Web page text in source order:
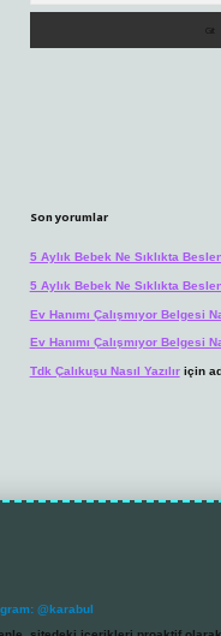
Son yorumlar
5 Aylık Bebek Ne Sıklıkta
5 Aylık Bebek Ne Sıklıkta
Ev Hanımı Çalışmıyor Belgesi
Ev Hanımı Çalışmıyor Belgesi
Tdk Çalıkuşu Nasıl Yazılıriçin
@karabul